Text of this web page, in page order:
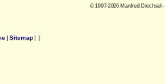
© 1997-2026 Manfred Drechsel
| Sitemap| |